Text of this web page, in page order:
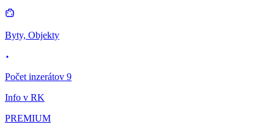
Byty, Objekty
Počet inzerátov 9
Info v RK
PREMIUM